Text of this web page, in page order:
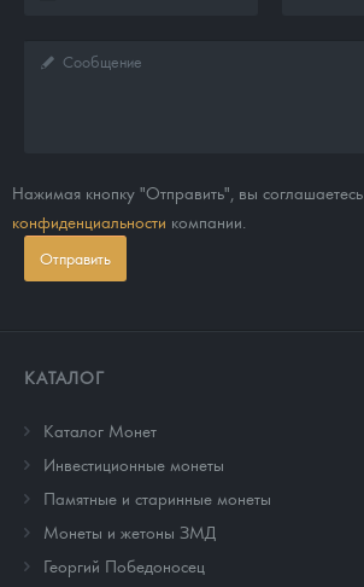
Нажимая кнопку "Отправить", вы соглашаетесь
конфиденциальности компании.
Отправить
КАТАЛОГ
Каталог Монет
Инвестиционные монеты
Памятные и старинные монеты
Монеты и жетоны ЗМД
Георгий Победоносец